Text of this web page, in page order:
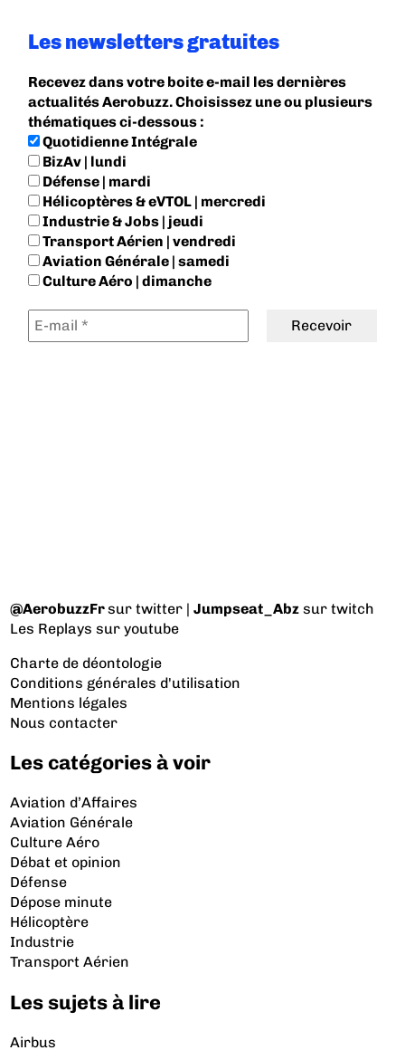
Les newsletters gratuites
Recevez dans votre boite e-mail les dernières
actualités Aerobuzz. Choisissez une ou plusieurs
thématiques ci-dessous :
Quotidienne Intégrale
BizAv | lundi
Défense | mardi
Hélicoptères & eVTOL | mercredi
Industrie & Jobs | jeudi
Transport Aérien | vendredi
Aviation Générale | samedi
Culture Aéro | dimanche
@AerobuzzFrsur twitter |Jumpseat_Abz sur twitch
Les Replays sur youtube
Charte de déontologie
Conditions générales d'utilisation
Mentions légales
Nous contacter
Les catégories à voir
Aviation d’Affaires
Aviation Générale
Culture Aéro
Débat et opinion
Défense
Dépose minute
Hélicoptère
Industrie
Transport Aérien
Les sujets à lire
Airbus